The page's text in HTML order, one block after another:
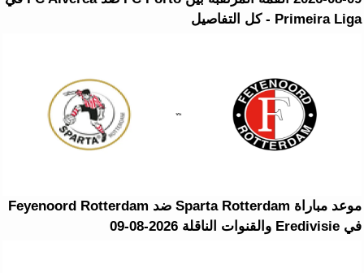
Primeira Liga - كل التفاصيل
موعد مباراة Sparta Rotterdam ضد Feyenoord Rotterdam
في Eredivisie والقنوات الناقلة 2026-08-09